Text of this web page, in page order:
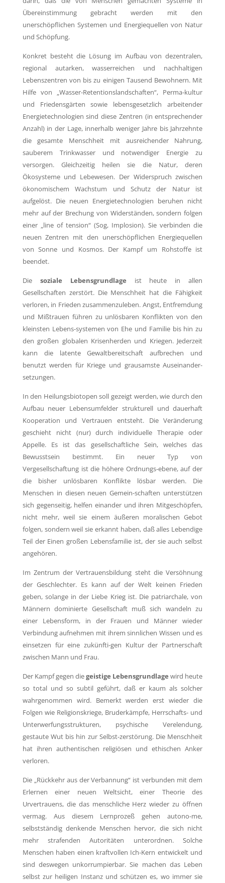
Übereinstimmung gebracht werden mit den
unerschöpflichen Systemen und Energiequellen von Natur
und Schöpfung.
Konkret besteht die Lösung im Aufbau von dezentralen,
regional autarken, wasserreichen und nachhaltigen
Lebenszentren von bis zu einigen Tausend Bewohnern. Mit
Hilfe von „Wasser-Retentionslandschaften“, Perma-kultur
und Friedensgärten sowie lebensgesetzlich arbeitender
Energietechnologien sind diese Zentren (in entsprechender
Anzahl) in der Lage, innerhalb weniger Jahre bis Jahrzehnte
die gesamte Menschheit mit ausreichender Nahrung,
sauberem Trinkwasser und notwendiger Energie zu
versorgen. Gleichzeitig heilen sie die Natur, deren
Ökosysteme und Lebewesen. Der Widerspruch zwischen
ökonomischem Wachstum und Schutz der Natur ist
aufgelöst. Die neuen Energietechnologien beruhen nicht
mehr auf der Brechung von Widerständen, sondern folgen
einer „line of tension“ (Sog, Implosion). Sie verbinden die
neuen Zentren mit den unerschöpflichen Energiequellen
von Sonne und Kosmos. Der Kampf um Rohstoffe ist
beendet.
Die soziale Lebensgrundlage ist heute in allen
Gesellschaften zerstört. Die Menschheit hat die Fähigkeit
verloren, in Frieden zusammenzuleben. Angst, Entfremdung
und Mißtrauen führen zu unlösbaren Konflikten von den
kleinsten Lebens-systemen von Ehe und Familie bis hin zu
den großen globalen Krisenherden und Kriegen. Jederzeit
kann die latente Gewaltbereitschaft aufbrechen und
benutzt werden für Kriege und grausamste Auseinander-
setzungen.
In den Heilungsbiotopen soll gezeigt werden, wie durch den
Aufbau neuer Lebensumfelder strukturell und dauerhaft
Kooperation und Vertrauen entsteht. Die Veränderung
geschieht nicht (nur) durch individuelle Therapie oder
Appelle. Es ist das gesellschaftliche Sein, welches das
Bewusstsein bestimmt. Ein neuer Typ von
Vergesellschaftung ist die höhere Ordnungs-ebene, auf der
die bisher unlösbaren Konflikte lösbar werden. Die
Menschen in diesen neuen Gemein-schaften unterstützen
sich gegenseitig, helfen einander und ihren Mitgeschöpfen,
nicht mehr, weil sie einem äußeren moralischen Gebot
folgen, sondern weil sie erkannt haben, daß alles Lebendige
Teil der Einen großen Lebensfamilie ist, der sie auch selbst
angehören.
Im Zentrum der Vertrauensbildung steht die Versöhnung
der Geschlechter. Es kann auf der Welt keinen Frieden
geben, solange in der Liebe Krieg ist. Die patriarchale, von
Männern dominierte Gesellschaft muß sich wandeln zu
einer Lebensform, in der Frauen und Männer wieder
Verbindung aufnehmen mit ihrem sinnlichen Wissen und es
einsetzen für eine zukünfti-gen Kultur der Partnerschaft
zwischen Mann und Frau.
Der Kampf gegen diegeistige Lebensgrundlage wird heute
so total und so subtil geführt, daß er kaum als solcher
wahrgenommen wird. Bemerkt werden erst wieder die
Folgen wie Religionskriege, Bruderkämpfe, Herrschafts- und
Unterwerfungsstrukturen, psychische Verelendung,
gestaute Wut bis hin zur Selbst-zerstörung. Die Menschheit
hat ihren authentischen religiösen und ethischen Anker
verloren.
Die „Rückkehr aus der Verbannung“ ist verbunden mit dem
Erlernen einer neuen Weltsicht, einer Theorie des
Urvertrauens, die das menschliche Herz wieder zu öffnen
vermag. Aus diesem Lernprozeß gehen autono-me,
selbstständig denkende Menschen hervor, die sich nicht
mehr strafenden Autoritäten unterordnen. Solche
Menschen haben einen kraftvollen Ich-Kern entwickelt und
sind deswegen unkorrumpierbar. Sie machen das Leben
selbst zur heiligen Instanz und schützen es, wo immer sie